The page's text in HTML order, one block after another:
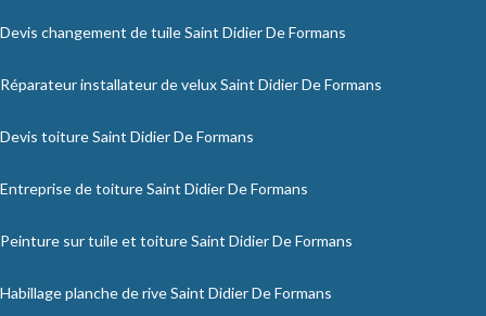
Devis changement de tuile Saint Didier De Formans
Réparateur installateur de velux Saint Didier De Formans
Devis toiture Saint Didier De Formans
Entreprise de toiture Saint Didier De Formans
Peinture sur tuile et toiture Saint Didier De Formans
Habillage planche de rive Saint Didier De Formans